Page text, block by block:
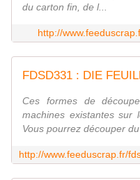
du carton fin, de l...
http://
Ces formes de
machines existantes sur
Vous pourrez découper